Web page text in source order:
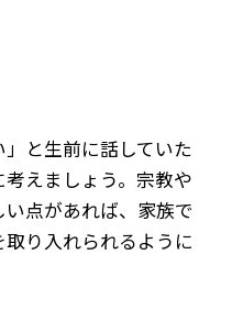
と生前に話していた
えましょう。宗教や
点があれば、家族で
り入れられるように